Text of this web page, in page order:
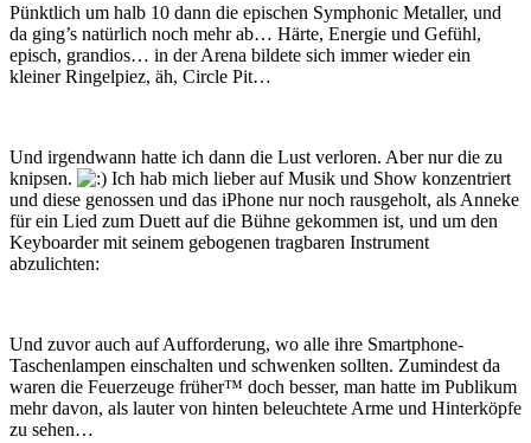
Pünktlich um halb 10 dann die epischen Symphonic Metaller, und
da ging’s natürlich noch mehr ab… Härte, Energie und Gefühl,
episch, grandios… in der Arena bildete sich immer wieder ein
kleiner Ringelpiez, äh, Circle Pit…
Und irgendwann hatte ich dann die Lust verloren. Aber nur die zu
knipsen.
Ich hab mich lieber auf Musik und Show konzentriert
und diese genossen und das iPhone nur noch rausgeholt, als Anneke
für ein Lied zum Duett auf die Bühne gekommen ist, und um den
Keyboarder mit seinem gebogenen tragbaren Instrument
abzulichten:
Und zuvor auch auf Aufforderung, wo alle ihre Smartphone-
Taschenlampen einschalten und schwenken sollten. Zumindest da
waren die Feuerzeuge früher™ doch besser, man hatte im Publikum
mehr davon, als lauter von hinten beleuchtete Arme und Hinterköpfe
zu sehen…